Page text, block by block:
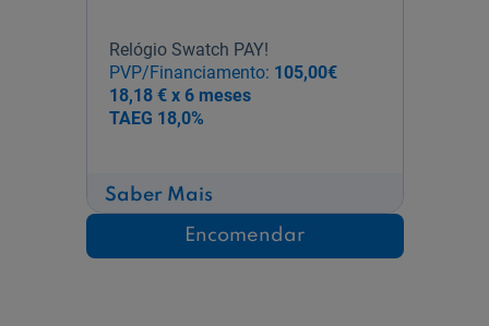
Relógio Swatch PAY!
PVP/Financiamento: 105,00€
18,18 € x 6 meses
TAEG 18,0%
Saber Maissobre
MY
TIME
Encomendar